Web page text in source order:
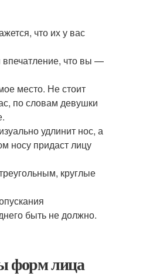
что их у вас
что вы —
место. Не стоит
по словам девушки
удлинит нос, а
носу придаст лицу
круглые
быть не должно.
форм лица